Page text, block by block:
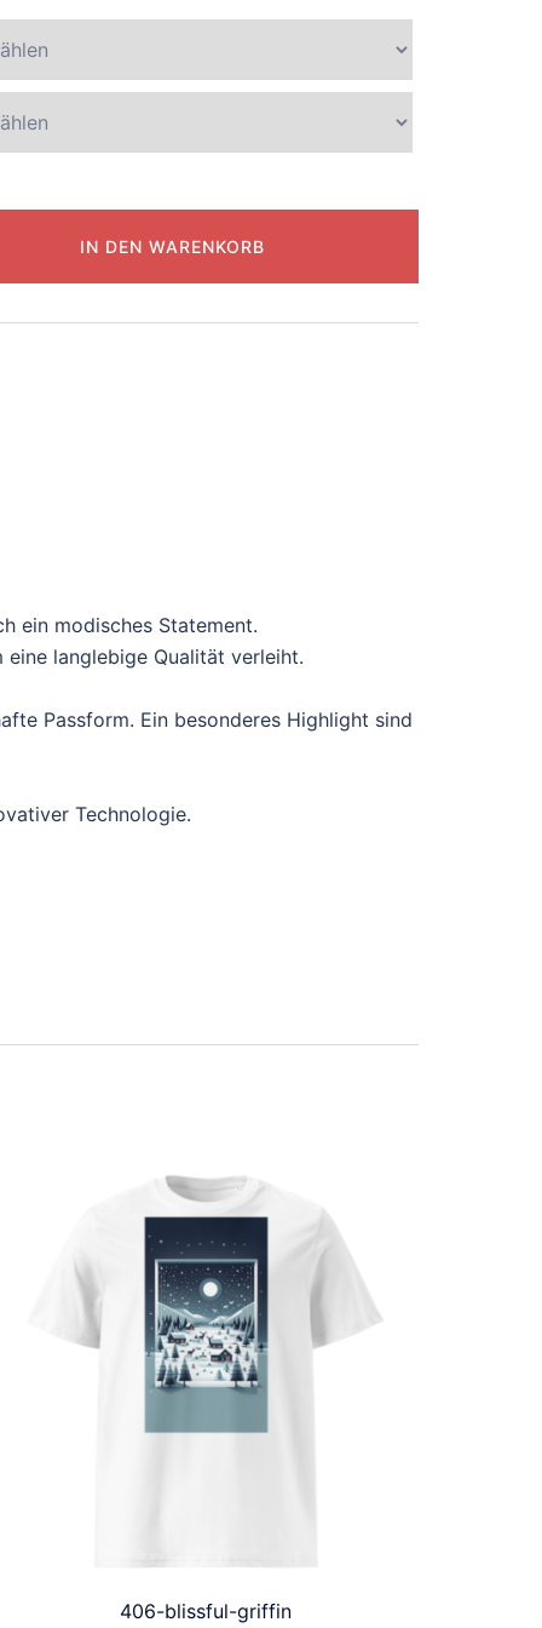
IN DEN WARENKORB
ein modisches Statement.
langlebige Qualität verleiht.
Passform. Ein besonderes Highlight sind
Technologie.
406-blissful-griffin